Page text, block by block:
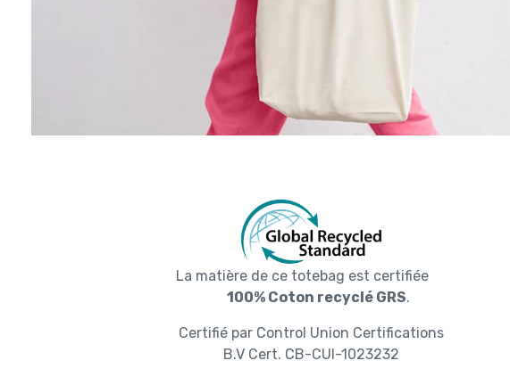
La matière de ce totebag est certifiée
100% Coton recyclé GRS.
Certifié par Control Union Certifications
B.V Cert. CB-CUI-1023232